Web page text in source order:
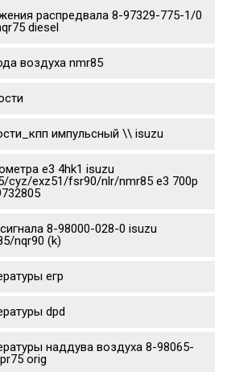
распредвала 8-97329-775-1/0
diesel
воздуха nmr85
импульсный \\ isuzu
е3 4hk1 isuzu
cyz/exz51/fsr90/nlr/nmr85 e3 700p
8-98000-028-0 isuzu
nqr90 (k)
егр
dpd
наддува воздуха 8-98065-
orig